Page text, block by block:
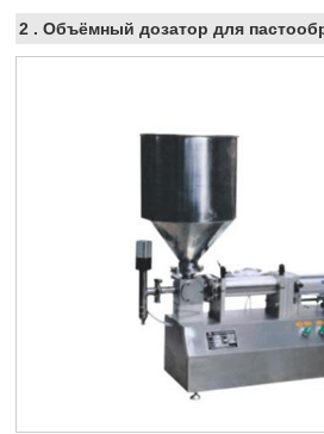
2 .Объёмный дозатор для